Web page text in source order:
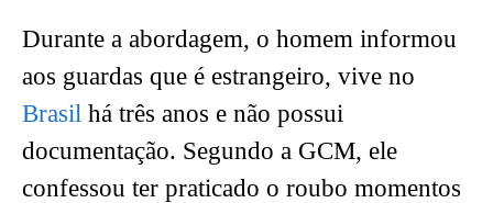
Durante a abordagem, o homem informou
aos guardas que é estrangeiro, vive no
Brasil há três anos e não possui
documentação. Segundo a GCM, ele
confessou ter praticado o roubo momentos